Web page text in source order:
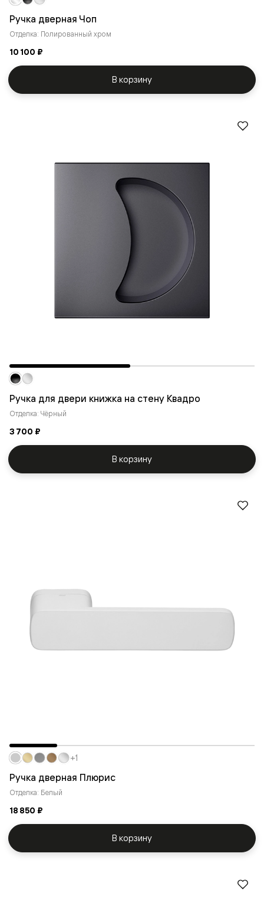
Ручка дверная Чоп
Отделка: Полированный хром
10 100 ₽
В корзину
Ручка для двери книжка на стену Квадро
Отделка: Чёрный
3 700 ₽
В корзину
Ручка дверная Плюрис
Отделка: Белый
18 850 ₽
+1
В корзину